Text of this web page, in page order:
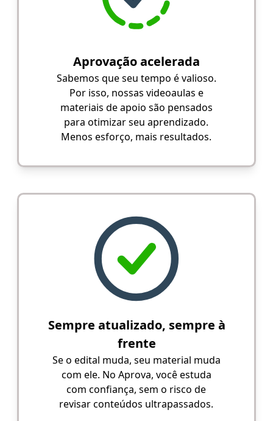
Aprovação acelerada
Sabemos que seu tempo é valioso.
Por isso, nossas videoaulas e
materiais de apoio são pensados
para otimizar seu aprendizado.
Menos esforço, mais resultados.
Sempre atualizado, sempre à
frente
Se o edital muda, seu material muda
com ele. No Aprova, você estuda
com confiança, sem o risco de
revisar conteúdos ultrapassados.